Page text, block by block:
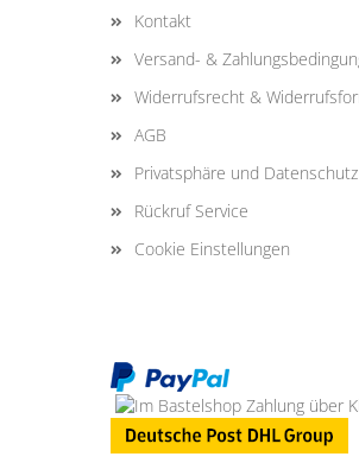
Kontakt
Versand- &
Widerrufsrecht &
AGB
Privatsphäre und Datenschutz
Rückruf Service
Cookie Einstellungen